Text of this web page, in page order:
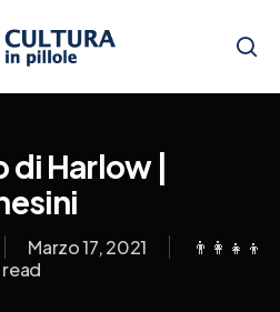
Harlow |
Marzo 17, 2021
👨‍👩‍👧‍👦
read